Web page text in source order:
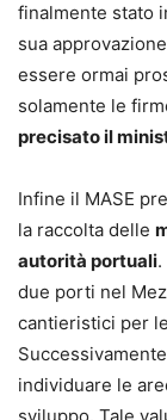
finalmente stato
sua
essere ormai
solamente le
precisato il
Infine il MASE
la raccolta delle
autorità portuali
due porti nel
cantieristici per le
individuare le
sviluppo. Tale